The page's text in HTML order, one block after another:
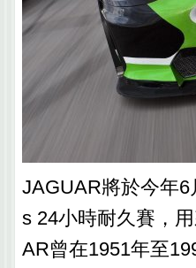
JAGUAR將於今年
s 24小時耐久賽，
AR曾在1951年至